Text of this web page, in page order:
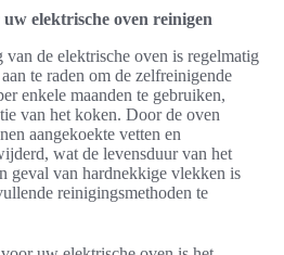
elektrische oven reinigen
de elektrische oven is regelmatig
te raden om de zelfreinigende
enkele maanden te gebruiken,
van het koken. Door de oven
aangekoekte vetten en
wat de levensduur van het
geval van hardnekkige vlekken is
reinigingsmethoden te